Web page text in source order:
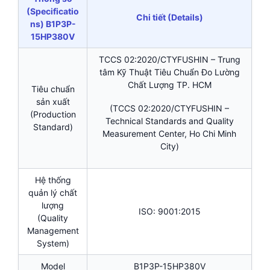
(Specificatio
ns) B1P3P-
15HP380V
Chi tiết (Details)
Tiêu chuẩn
sản xuất
(Production
Standard)
TCCS 02:2020/CTYFUSHIN – Trung
tâm Kỹ Thuật Tiêu Chuẩn Đo Lường
Chất Lượng TP. HCM
(TCCS 02:2020/CTYFUSHIN –
Technical Standards and Quality
Measurement Center, Ho Chi Minh
City)
Hệ thống
quản lý chất
lượng
(Quality
Management
System)
ISO: 9001:2015
Model B1P3P-15HP380V